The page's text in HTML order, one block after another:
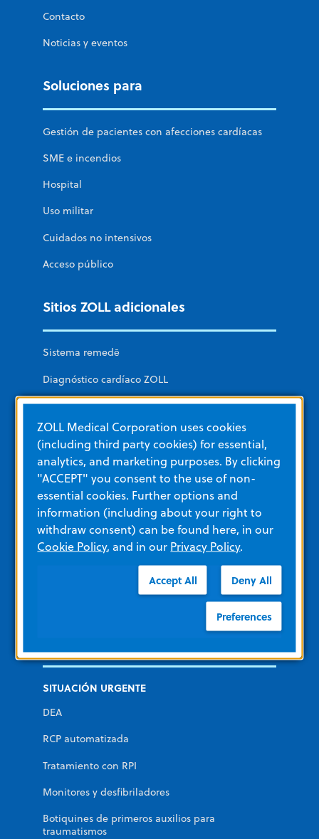
Contacto
Noticias y eventos
Soluciones para
Gestión de pacientes con afecciones cardíacas
SME e incendios
Hospital
Uso militar
Cuidados no intensivos
Acceso público
Sitios ZOLL adicionales
Sistema remedē
Diagnóstico cardíaco ZOLL
Soluciones de datos y software de ZOLL
ZOLL Itamar
Desfibrilador para llevar puesto LifeVest
Formación y recursos
Otros recursos y enlaces
Ver todos los materiales del producto
SITUACIÓN URGENTE
DEA
RCP automatizada
Tratamiento con RPI
Monitores y desfibriladores
Botiquines de primeros auxilios para
traumatismos
ZOLL Medical Corporation uses cookies
(including third party cookies) for essential,
analytics, and marketing purposes. By clicking
"ACCEPT" you consent to the use of non-
essential cookies. Further options and
information (including about your right to
withdraw consent) can be found here, in our
Cookie Policy, and in our Privacy Policy.
Accept All Deny All
Preferences